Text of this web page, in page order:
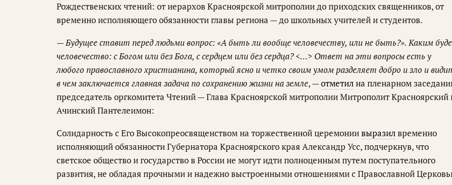
Рождественских чтений: от иерархов Красноярской митрополии до приходских священников, от
временно исполняющего обязанности главы региона — до школьных учителей и студентов.
— Будущее ставит перед людьми вопрос: «А быть ли вообще человечеству, или не быть?». Каким
человечество: с Богом или без Бога, с сердцем или без сердца? <…> Ответ на эти вопросы есть у
любого православного христианина, который ясно и четко своим умом разделяет добро и зло и
в чем заключается главная задача по сохранению жизни на земле, —отметилна пленарном
председатель оргкомитета Чтений — Глава Красноярской митрополии Митрополит Красноярский
Ачинский Пантелеимон:
Солидарность с Его Высокопреосвященством на торжественной церемониивыразилвременно
исполняющий обязанности Губернатора Красноярского края Александр Усс, подчеркнув, что
светское общество и государство в России не могут идти полноценным путем поступательного
развития, не обладая прочными и надежно выстроенными отношениями с Православной